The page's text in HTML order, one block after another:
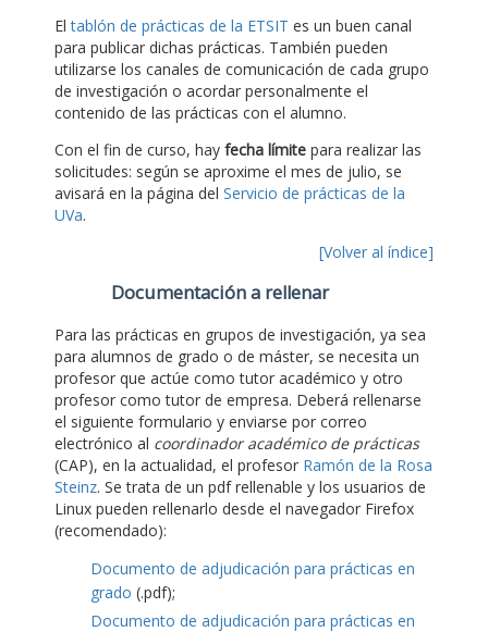
Eltablón de prácticas de la ETSIT es un buen canal
para publicar dichas prácticas. También pueden
utilizarse los canales de comunicación de cada grupo
de investigación o acordar personalmente el
contenido de las prácticas con el alumno.
Con el fin de curso, hay fecha límite para realizar las
solicitudes: según se aproxime el mes de julio, se
avisará en la página del Servicio de prácticas de la
UVa.
[Volver al índice]
Documentación a rellenar
Para las prácticas en grupos de investigación, ya sea
para alumnos de grado o de máster, se necesita un
profesor que actúe como tutor académico y otro
profesor como tutor de empresa. Deberá rellenarse
el siguiente formulario y enviarse por correo
electrónico al coordinador académico de prácticas
(CAP), en la actualidad, el profesor Ramón de la Rosa
Steinz. Se trata de un pdf rellenable y los usuarios de
Linux pueden rellenarlo desde el navegador Firefox
(recomendado):
Documento de adjudicación para prácticas en
grado (.pdf);
Documento de adjudicación para prácticas en